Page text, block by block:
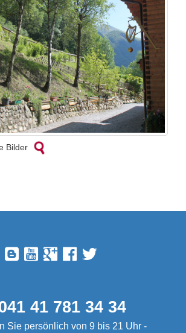
Bilder
41 781 34 34
Sie persönlich von 9 bis 21 Uhr -